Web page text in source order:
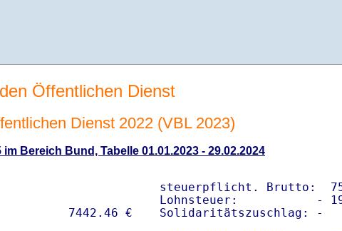
Öffentlichen Dienst
Dienst 2022 (VBL 2023)
Bereich Bund, Tabelle 01.01.2023 - 29.02.2024
steuerpflicht. Brutto:
Lohnsteuer:           -
Solidaritätszuschlag: -